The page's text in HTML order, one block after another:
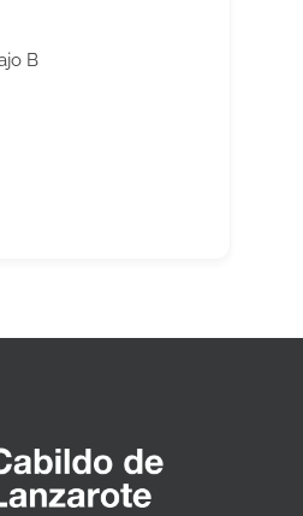
B